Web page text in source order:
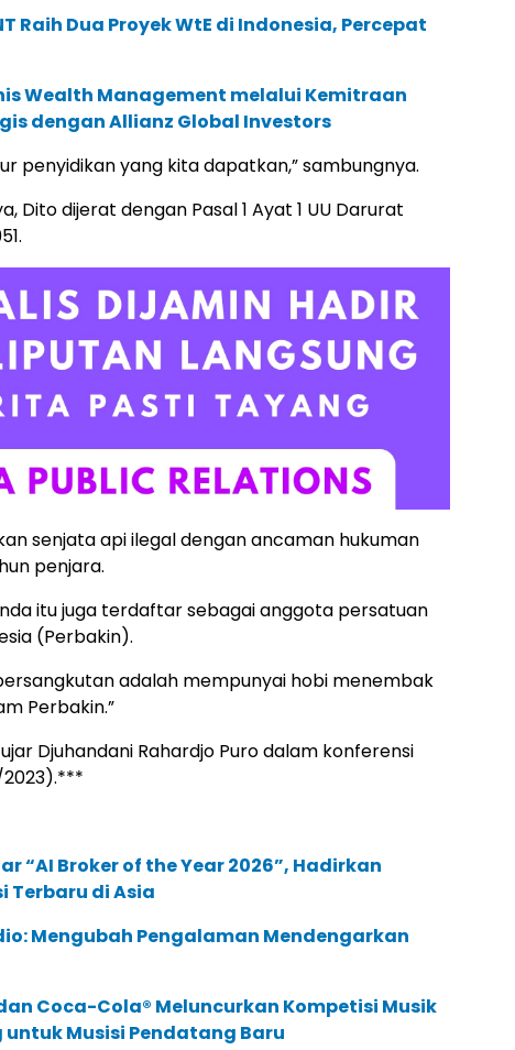
Raih Dua Proyek WtE di Indonesia, Percepat
Wealth Management melalui Kemitraan
dengan Allianz Global Investors
penyidikan yang kita dapatkan,” sambungnya.
Dito dijerat dengan Pasal 1 Ayat 1 UU Darurat
senjata api ilegal dengan ancaman hukuman
penjara.
itu juga terdaftar sebagai anggota persatuan
(Perbakin).
adalah mempunyai hobi menembak
Perbakin.”
Djuhandani Rahardjo Puro dalam konferensi
2023).***
“AI Broker of the Year 2026”, Hadirkan
Terbaru di Asia
Mengubah Pengalaman Mendengarkan
Coca-Cola® Meluncurkan Kompetisi Musik
untuk Musisi Pendatang Baru